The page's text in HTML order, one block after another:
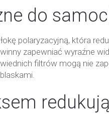
do
polaryzacyjną, która
zapewniać wyraźne
filtrów mogą nie